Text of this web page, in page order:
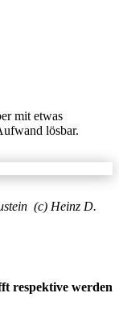
mit etwas
lösbar.
(c) Heinz D.
respektive werden